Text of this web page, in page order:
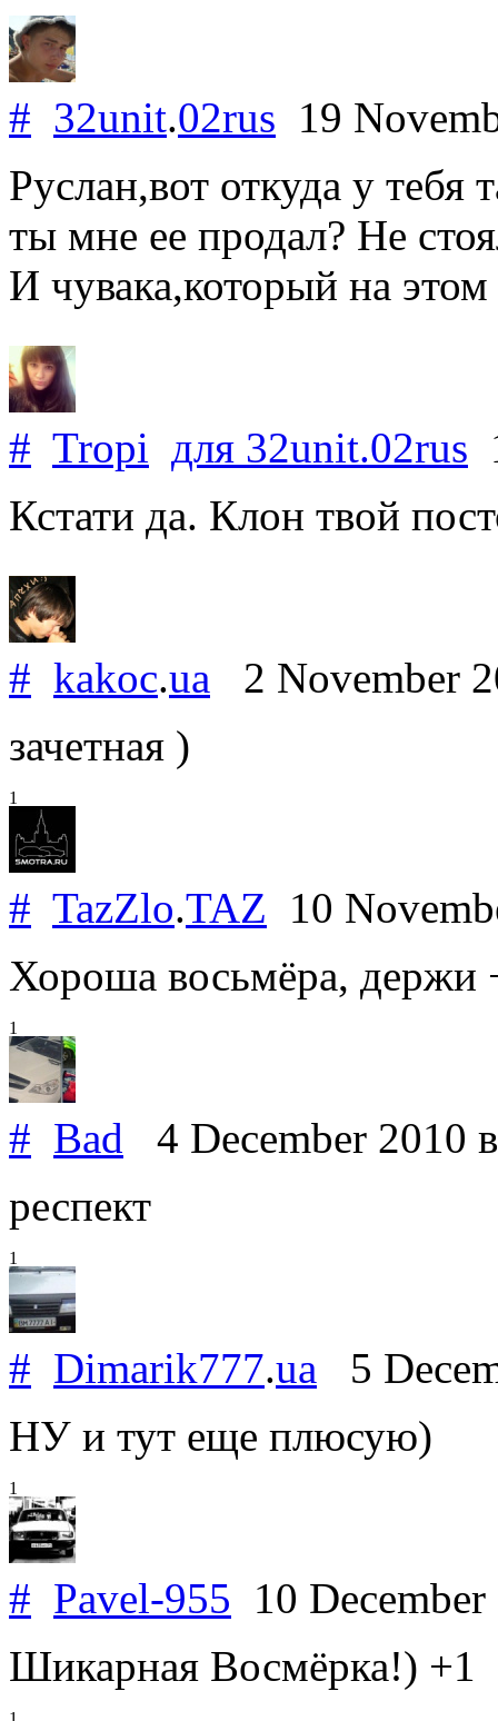
# 32unit.02rus 19
Руслан,вот откуда у
ты мне ее продал? Не
И чувака,который на
# Tropi для 32unit.02rus
Кстати да. Клон твой
# kakoc.ua 2 November
зачетная )
1
# TazZlo.TAZ 10
Хороша восьмёра, держи
1
# Bad 4 December 2010
респект
1
# Dimarik777.ua 5
НУ и тут еще плюсую)
1
# Pavel-955 10
Шикарная Восмёрка!) +1